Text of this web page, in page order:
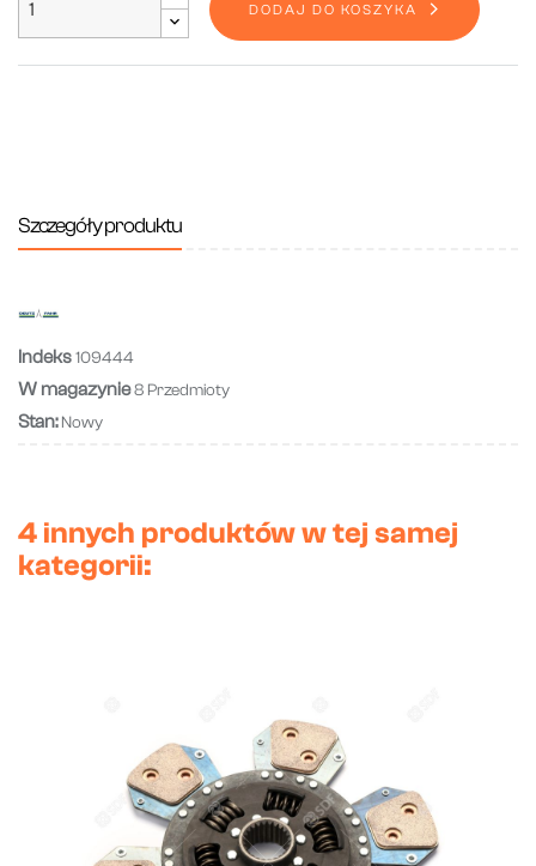
DODAJ DO KOSZYKA
Szczegóły produktu
Indeks109444
W magazynie8 Przedmioty
Stan: Nowy
4 innych produktów w tej samej
kategorii: